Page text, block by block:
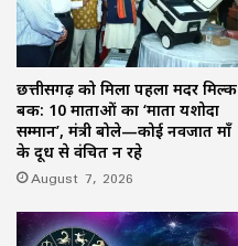
छत्तीसगढ़ को मिला पहला मदर मिल्क
बैंक: 10 माताओं का ‘माता यशोदा
सम्मान’, मंत्री बोले—कोई नवजात माँ
के दूध से वंचित न रहे
August 7, 2026